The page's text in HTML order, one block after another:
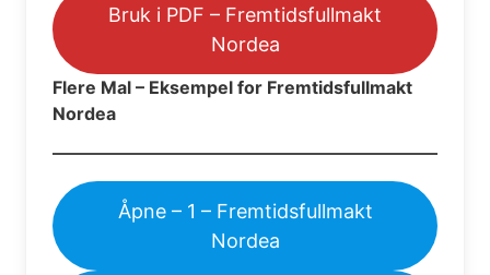
Bruk i PDF – Fremtidsfullmakt
Nordea
Flere Mal – Eksempel for Fremtidsfullmakt
Nordea
Åpne – 1 – Fremtidsfullmakt
Nordea